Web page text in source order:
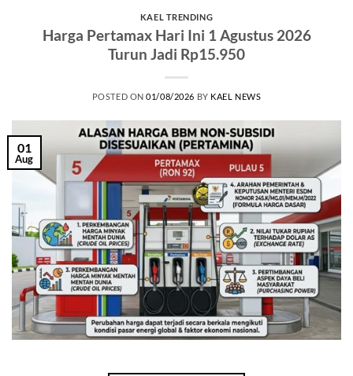
KAEL TRENDING
Harga Pertamax Hari Ini 1 Agustus 2026
Turun Jadi Rp15.950
POSTED ON01/08/2026 BY KAEL NEWS
01
Aug